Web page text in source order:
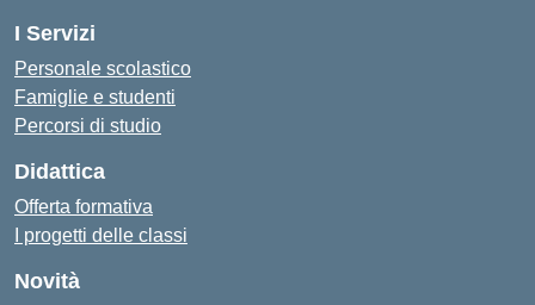
I Servizi
Personale scolastico
Famiglie e studenti
Percorsi di studio
Didattica
Offerta formativa
I progetti delle classi
Novità